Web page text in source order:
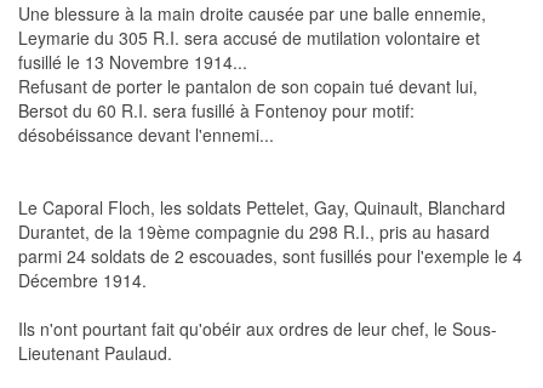
Une blessure à la main droite causée par une balle ennemie,
Leymarie du 305 R.I. sera accusé de mutilation volontaire et
fusillé le 13 Novembre 1914...
Refusant de porter le pantalon de son copain tué devant lui,
Bersot du 60 R.I. sera fusillé à Fontenoy pour motif:
désobéissance devant l'ennemi...
Le Caporal Floch, les soldats Pettelet, Gay, Quinault, Blanchard
Durantet, de la 19ème compagnie du 298 R.I., pris au hasard
parmi 24 soldats de 2 escouades, sont fusillés pour l'exemple le 4
Décembre 1914.
Ils n'ont pourtant fait qu'obéir aux ordres de leur chef, le Sous-
Lieutenant Paulaud.